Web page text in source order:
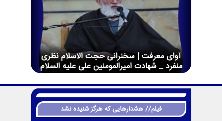
آوای معرفت | سخنرانی حجت الاسلام نظری
منفرد _ شهادت امیرالمومنین علی علیه السلام
فیلم// هشدارهایی که هرگز شنیده نشد